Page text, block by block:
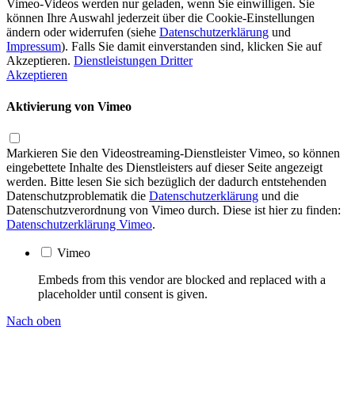
Vimeo-Videos werden nur geladen, wenn Sie einwilligen. Sie
können Ihre Auswahl jederzeit über die Cookie-Einstellungen
ändern oder widerrufen (siehe Datenschutzerklärung und
Impressum). Falls Sie damit einverstanden sind, klicken Sie auf
Akzeptieren. Dienstleistungen Dritter
Akzeptieren
Aktivierung von Vimeo
Markieren Sie den Videostreaming-Dienstleister Vimeo, so können
eingebettete Inhalte des Dienstleisters auf dieser Seite angezeigt
werden. Bitte lesen Sie sich bezüglich der dadurch entstehenden
Datenschutzproblematik die Datenschutzerklärung und die
Datenschutzverordnung von Vimeo durch. Diese ist hier zu finden:
Datenschutzerklärung Vimeo.
Vimeo
Embeds from this vendor are blocked and replaced with a
placeholder until consent is given.
Nach oben